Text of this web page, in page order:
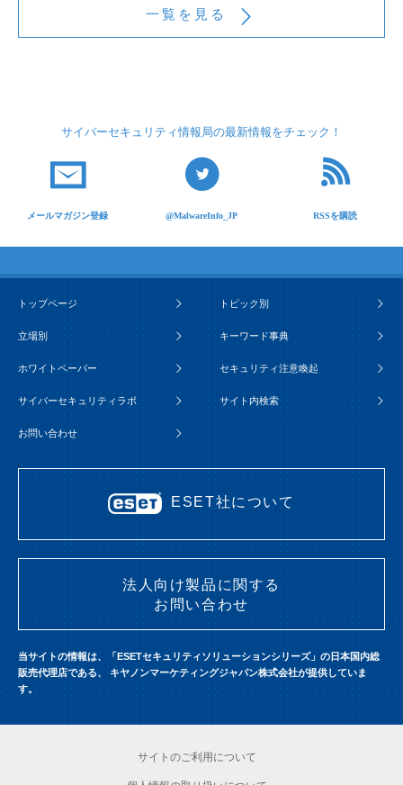
一覧を見る
サイバーセキュリティ情報局の最新情報をチェック！
メールマガジン登録 @MalwareInfo_JP RSSを購読
トップページ トピック別
立場別 キーワード事典
ホワイトペーパー セキュリティ注意喚起
サイバーセキュリティラボ サイト内検索
お問い合わせ
ESET社について
法人向け製品に関する
お問い合わせ
当サイトの情報は、「ESETセキュリティソリューションシリーズ」の日本国内総
販売代理店である、 キヤノンマーケティングジャパン株式会社が提供していま
す。
サイトのご利用について